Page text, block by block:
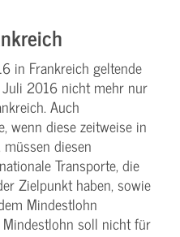
in Frankreich geltende
2016 nicht mehr nur
Auch
wenn diese zeitweise in
diesen
Transporte, die
Zielpunkt haben, sowie
Mindestlohn
soll nicht für